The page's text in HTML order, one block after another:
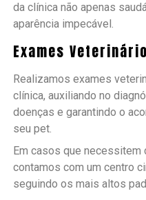
da clínica não apenas
aparência impecável.
Exames
Realizamos exames
clínica, auxiliando no
doenças e garantindo o
seu pet.
Em casos que necessitem
contamos com um centro
seguindo os mais altos